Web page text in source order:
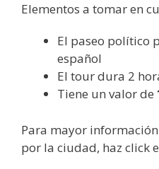
Elementos a tomar en
El paseo político
español
El tour dura 2
Tiene un valor de
Para mayor
por la ciudad, haz click